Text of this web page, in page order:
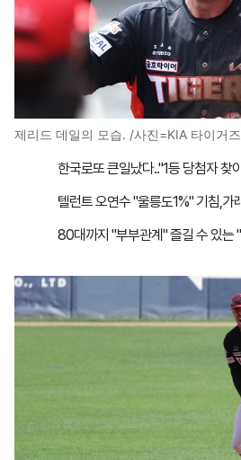
제리드 데일의 모습. /사진=KIA 타이거즈